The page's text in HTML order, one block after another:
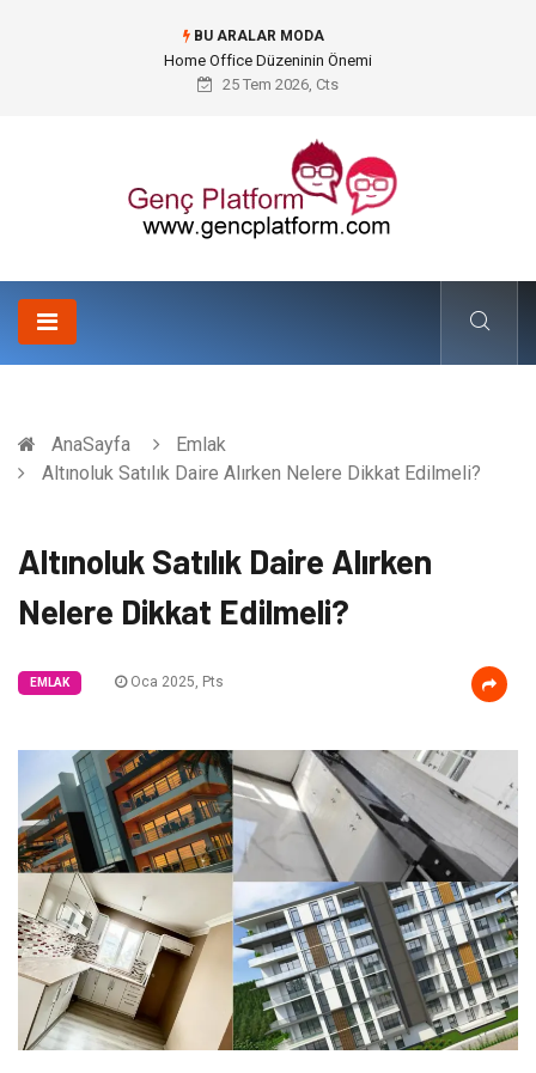
BU ARALAR MODA
Konteyner Nakliye Fiyatları ve Küresel Ticarette Bütçe Yönetimi
25 Tem 2026, Cts
AnaSayfa
Emlak
Altınoluk Satılık Daire Alırken Nelere Dikkat Edilmeli?
Altınoluk Satılık Daire Alırken
Nelere Dikkat Edilmeli?
EMLAK Oca 2025, Pts